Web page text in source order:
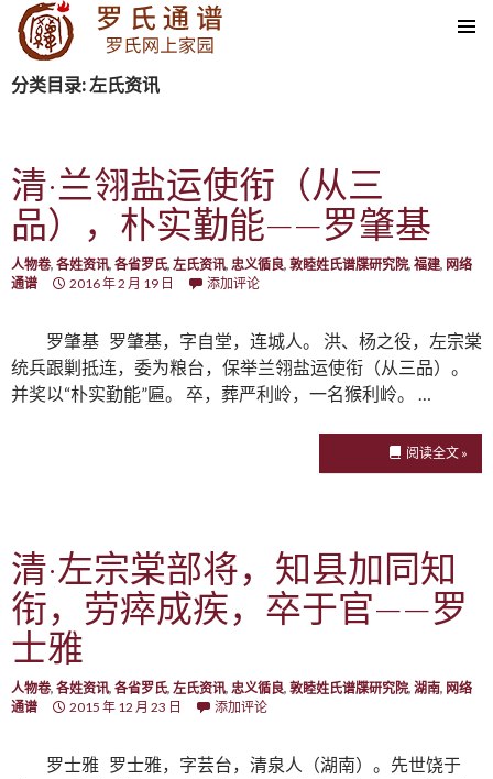
SKIP TO CONTENT
分类目录: 左氏资讯
清·兰翎盐运使衔（从三
品），朴实勤能——罗肇基
人物卷, 各姓资讯, 各省罗氏, 左氏资讯, 忠义循良, 敦睦姓氏谱牒研究院, 福建, 网络
通谱
2016 年 2 月 19 日 添加评论
罗肇基 罗肇基，字自堂，连城人。 洪、杨之役，左宗棠
统兵跟剿抵连，委为粮台，保举兰翎盐运使衔（从三品）。
并奖以“朴实勤能”匾。 卒，葬严利岭，一名猴利岭。 …
阅读全文 »
清·左宗棠部将，知县加同知
衔，劳瘁成疾，卒于官——罗
士雅
人物卷, 各姓资讯, 各省罗氏, 左氏资讯, 忠义循良, 敦睦姓氏谱牒研究院, 湖南, 网络
通谱
2015 年 12 月 23 日 添加评论
罗士雅 罗士雅，字芸台，清泉人（湖南）。先世饶于